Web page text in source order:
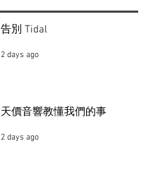
告別 Tidal
2 days ago
天價音響教懂我們的事
2 days ago